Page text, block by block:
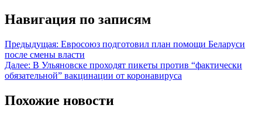
Навигация по записям
Предыдущая: Евросоюз подготовил план помощи Беларуси
после смены власти
Далее: В Ульяновске проходят пикеты против “фактически
обязательной” вакцинации от коронавируса
Похожие новости